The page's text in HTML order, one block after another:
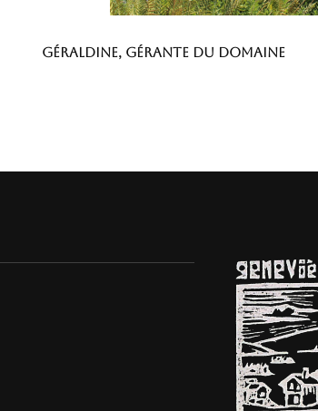
Géraldine, gérante du domaine